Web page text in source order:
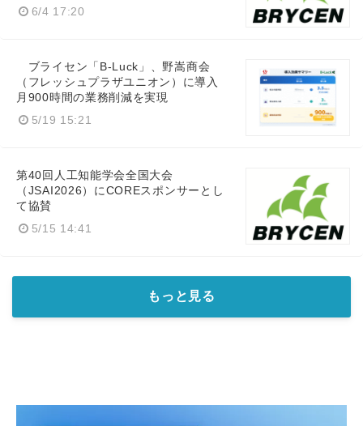
6/4 17:20
ブライセン「B-Luck」、野嵩商会
（フレッシュプラザユニオン）に導入
月900時間の業務削減を実現
5/19 15:21
第40回人工知能学会全国大会
（JSAI2026）にCOREスポンサーとし
て協賛
5/15 14:41
もっと見る